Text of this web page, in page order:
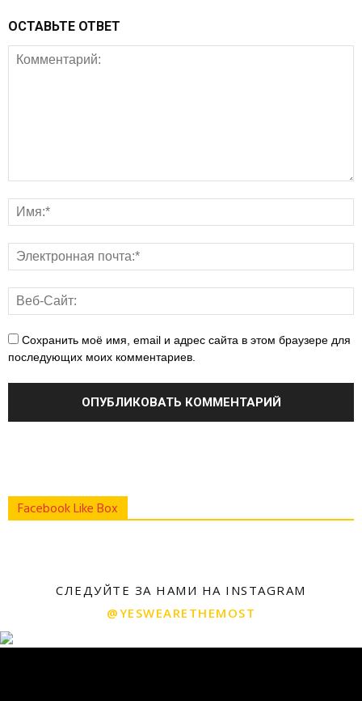
ОСТАВЬТЕ ОТВЕТ
Сохранить моё имя, email и адрес сайта в этом браузере для
последующих моих комментариев.
Facebook Like Box
СЛЕДУЙТЕ ЗА НАМИ НА INSTAGRAM
@YESWEARETHEMOST